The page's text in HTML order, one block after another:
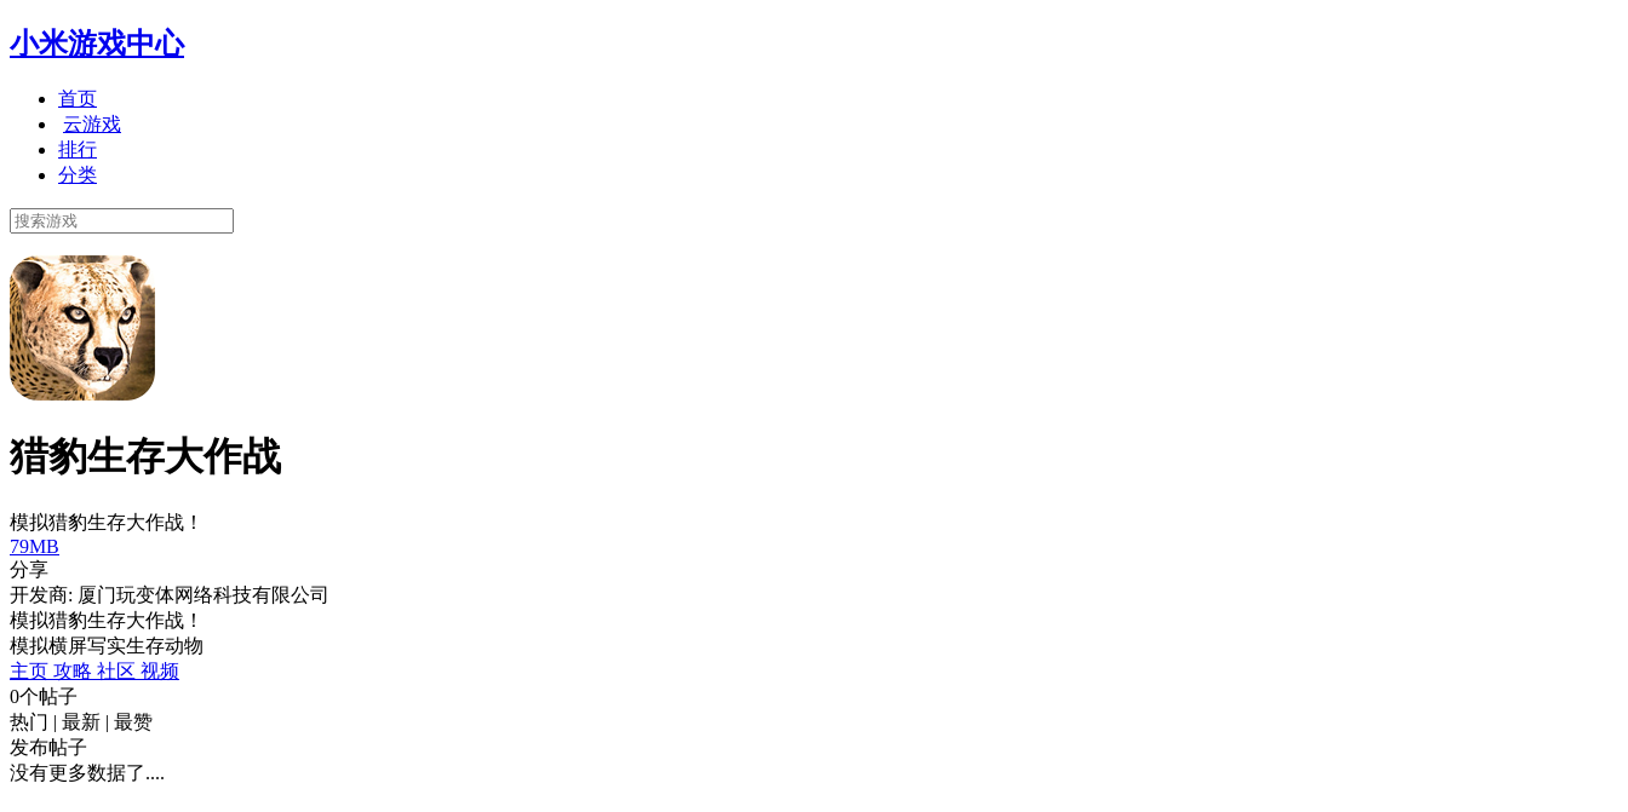
小米游戏中心
首页
云游戏
排行
分类
猎豹生存大作战
模拟猎豹生存大作战！
79MB
分享
开发商: 厦门玩变体网络科技有限公司
模拟猎豹生存大作战！
模拟横屏写实生存动物
主页 攻略 社区 视频
0个帖子
热门 | 最新 | 最赞
发布帖子
没有更多数据了....